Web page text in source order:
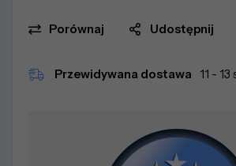
Porównaj Udostępnij
Przewidywana dostawa 11 -